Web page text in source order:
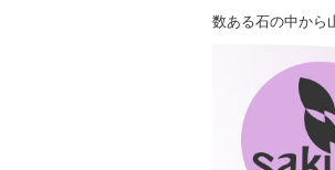
数ある石の中から